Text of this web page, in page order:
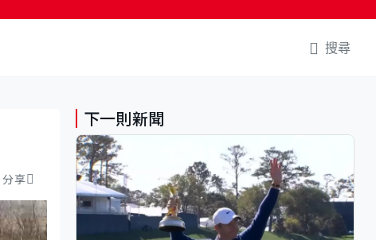
搜尋
分享
下一則新聞